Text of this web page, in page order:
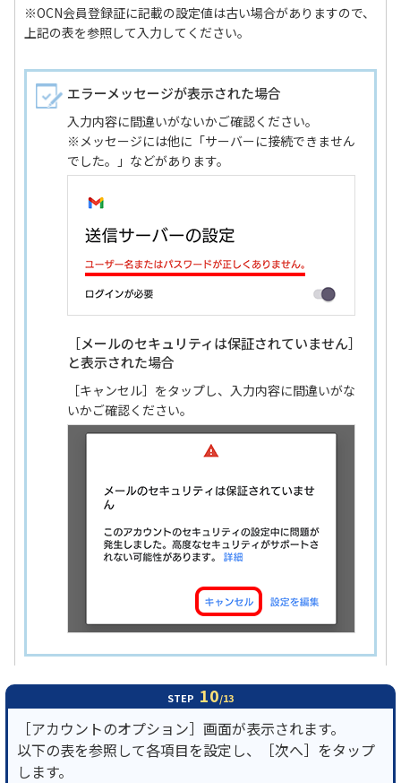
※OCN会員登録証に記載の設定値は古い場合がありますので、
上記の表を参照して入力してください。
エラーメッセージが表示された場合
入力内容に間違いがないかご確認ください。
※メッセージには他に「サーバーに接続できません
でした。」などがあります。
［メールのセキュリティは保証されていません］
と表示された場合
［キャンセル］をタップし、入力内容に間違いがな
いかご確認ください。
STEP 10/13
［アカウントのオプション］画面が表示されます。
以下の表を参照して各項目を設定し、［次へ］をタップ
します。